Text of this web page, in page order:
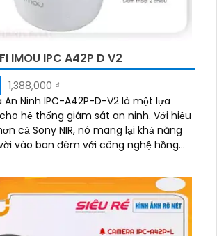
IMOU IPC A42P D V2
1,388,000 ₫
Ninh IPC-A42P-D-V2 là một lựa
hệ thống giám sát an ninh. Với hiệu
cả Sony NIR, nó mang lại khả năng
vào ban đêm với công nghệ hồng